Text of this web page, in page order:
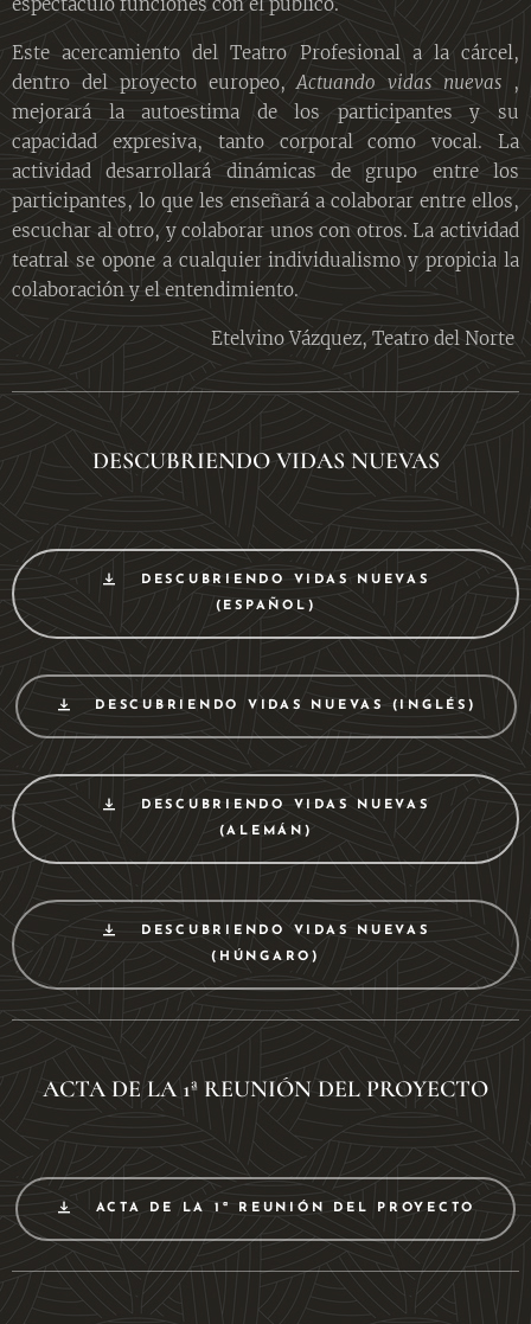
Este acercamiento del Teatro Profesional a la cárcel,
dentro del proyecto europeo,Actuando vidas nuevas
,
mejorará la autoestima de los participantes y su
capacidad expresiva, tanto corporal como vocal. La
actividad desarrollará dinámicas de grupo entre los
participantes, lo que les enseñará a colaborar entre ellos,
escuchar al otro, y colaborar unos con otros. La actividad
teatral se opone a cualquier individualismo y propicia la
colaboración y el entendimiento.
Etelvino Vázquez, Teatro del Norte
DESCUBRIENDO VIDAS NUEVAS
DESCUBRIENDO VIDAS NUEVAS
(ESPAÑOL)
DESCUBRIENDO VIDAS NUEVAS (INGLÉS)
DESCUBRIENDO VIDAS NUEVAS
(ALEMÁN)
DESCUBRIENDO VIDAS NUEVAS
(HÚNGARO)
ACTA DE LA 1ª REUNIÓN DEL PROYECTO
ACTA DE LA 1ª REUNIÓN DEL PROYECTO